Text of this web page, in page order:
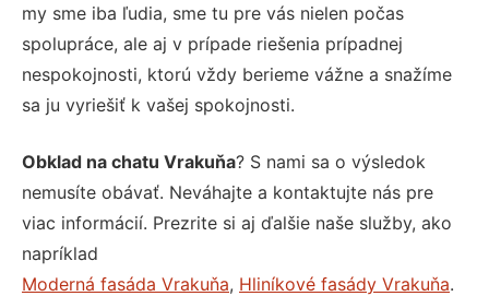
my sme iba ľudia, sme tu pre vás nielen počas
spolupráce, ale aj v prípade riešenia prípadnej
nespokojnosti, ktorú vždy berieme vážne a snažíme
sa ju vyriešiť k vašej spokojnosti.
Obklad na chatu Vrakuňa? S nami sa o výsledok
nemusíte obávať. Neváhajte a kontaktujte nás pre
viac informácií. Prezrite si aj ďalšie naše služby, ako
napríklad
Moderná fasáda Vrakuňa, Hliníkové fasády Vrakuňa.